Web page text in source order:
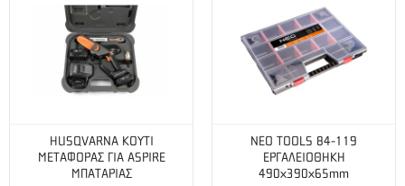
HUSQVARNA ΚΟΥΤΙ
ΜΕΤΑΦΟΡΑΣ ΓΙΑ ASPIRE
ΜΠΑΤΑΡΙΑΣ
NEO TOOLS 84-119
ΕΡΓΑΛΕΙΟΘΗΚΗ
490x390x65mm